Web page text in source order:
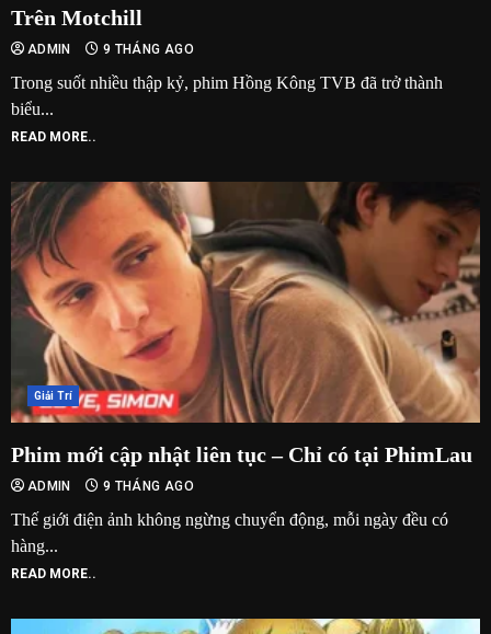
Trên Motchill
ADMIN 9 THÁNG AGO
Trong suốt nhiều thập kỷ, phim Hồng Kông TVB đã trở thành
biểu...
READ MORE..
Giải Trí
Phim mới cập nhật liên tục – Chỉ có tại PhimLau
ADMIN 9 THÁNG AGO
Thế giới điện ảnh không ngừng chuyển động, mỗi ngày đều có
hàng...
READ MORE..